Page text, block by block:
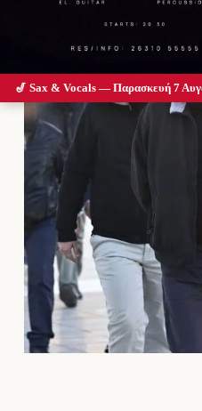
🎷 Sax & Vocals — Παρασκευή 7